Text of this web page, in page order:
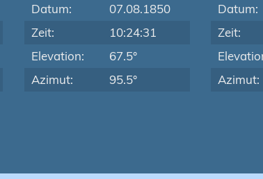
Datum:
07.08.1850
Zeit:
10:24:31
Elevation:
67.5°
Azimut:
95.5°
Datum:
Zeit:
Azimut: